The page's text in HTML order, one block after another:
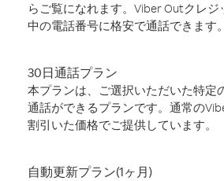
らご覧になれます。Viber Outクレ
中の電話番号に格安で通話できます。
30日通話プラン
本プランは、ご選択いただいた特定
通話ができるプランです。通常の
割引いた価格でご提供しています。
自動更新プラン(1ヶ月)